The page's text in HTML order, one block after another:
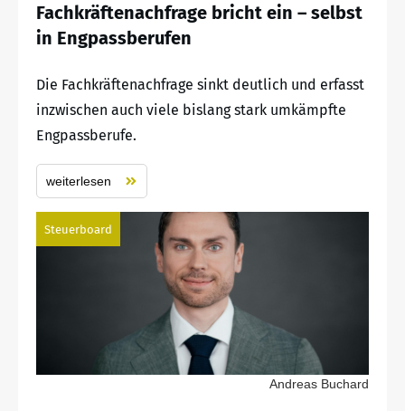
Fachkräftenachfrage bricht ein – selbst
in Engpassberufen
Die Fachkräftenachfrage sinkt deutlich und erfasst
inzwischen auch viele bislang stark umkämpfte
Engpassberufe.
weiterlesen
Steuerboard
Andreas Buchard